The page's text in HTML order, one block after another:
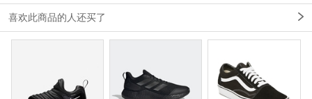
喜欢此商品的人还买了